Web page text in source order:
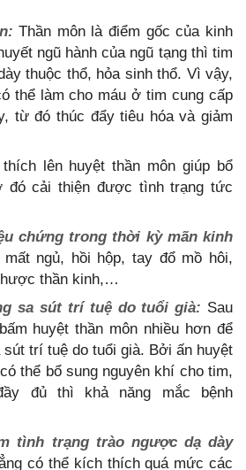
Thần môn là điểm gốc của kinh
ngũ hành của ngũ tạng thì tim
thuộc thổ, hỏa sinh thổ. Vì vậy,
thể làm cho máu ở tim cung cấp
từ đó thúc đẩy tiêu hóa và giảm
lên huyệt thần môn giúp bổ
đó cải thiện được tình trạng tức
chứng trong thời kỳ mãn kinh
ngủ, hồi hộp, tay đổ mồ hôi,
thần kinh,…
sa sút trí tuệ do tuổi già: Sau
huyệt thần môn nhiều hơn để
trí tuệ do tuổi già. Bởi ấn huyệt
thể bổ sung nguyên khí cho tim,
đủ thì khả năng mắc bệnh
tình trạng trào ngược dạ dày
có thể kích thích quá mức các